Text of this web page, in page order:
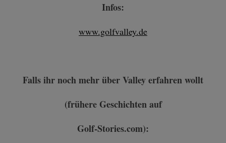
Infos:
www.golfvalley.de
Falls ihr noch mehr über Valley erfahren wollt
(frühere Geschichten auf
Golf-Stories.com):